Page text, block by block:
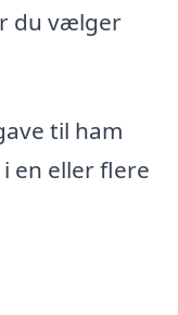
du vælger
til ham
en eller flere